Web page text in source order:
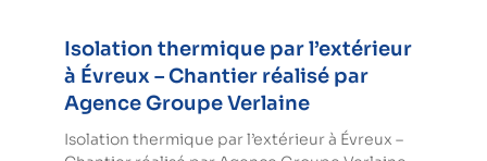
Isolation thermique par l’extérieur
à Évreux – Chantier réalisé par
Agence Groupe Verlaine
Isolation thermique par l’extérieur à Évreux –